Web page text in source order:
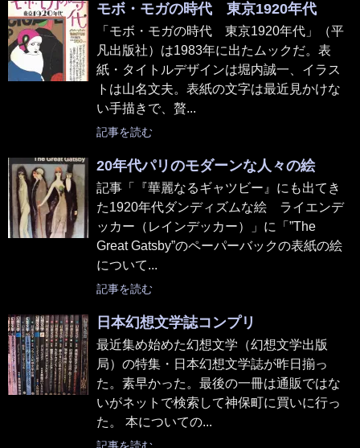
モボ・モガの時代 東京1920年代
「モボ・モガの時代 東京1920年代」（平
凡出版社）は1983年に出たムックだ。表
紙・タイトルデザインは堀内誠一、イラス
トは山名文夫。表紙の文字は最近見かけな
い手描きで、贅...
記事を読む
20年代パリのモダーンな人々の絵
記事「『華麗なるギャツビー』にも出てき
た1920年代ダンディズムな絵 ライエンデ
ッカー（レインデッカー）」に「”The
Great Gatsby”のペーパーバックの表紙の絵
について...
記事を読む
日本幻想文学誌コンプリ
最近集め始めた幻想文学（幻想文学出版
局）の特集・日本幻想文学誌が昨日揃っ
た。素早かった。最後の一冊は通販ではな
いがネットで検索して神保町に買いに行っ
た。 本についての...